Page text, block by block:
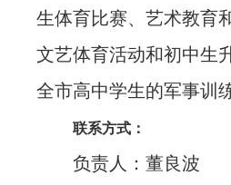
生体育比赛、艺术教育
文艺体育活动和初中生
全市高中学生的军事训
联系方式：
负责人：董良波